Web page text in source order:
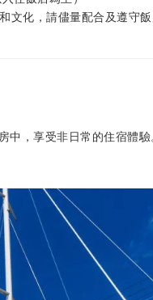
文化，請儘量配合及遵守
，享受非日常的住宿體